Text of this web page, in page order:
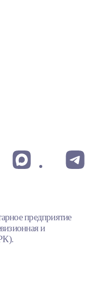
предприятие
и